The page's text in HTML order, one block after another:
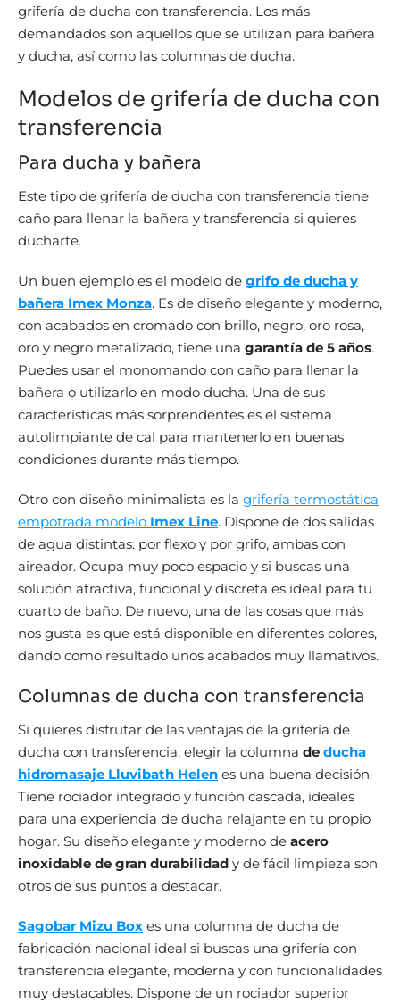
grifería de ducha con transferencia. Los más
demandados son aquellos que se utilizan para bañera
y ducha, así como las columnas de ducha.
Modelos de grifería de ducha con
transferencia
Para ducha y bañera
Este tipo de grifería de ducha con transferencia tiene
caño para llenar la bañera y transferencia si quieres
ducharte.
Un buen ejemplo es el modelo de grifo de ducha y
bañera Imex Monza. Es de diseño elegante y moderno,
con acabados en cromado con brillo, negro, oro rosa,
oro y negro metalizado, tiene una garantía de 5 años.
Puedes usar el monomando con caño para llenar la
bañera o utilizarlo en modo ducha. Una de sus
características más sorprendentes es el sistema
autolimpiante de cal para mantenerlo en buenas
condiciones durante más tiempo.
Otro con diseño minimalista es la grifería termostática
empotrada modelo Imex Line. Dispone de dos salidas
de agua distintas: por flexo y por grifo, ambas con
aireador. Ocupa muy poco espacio y si buscas una
solución atractiva, funcional y discreta es ideal para tu
cuarto de baño. De nuevo, una de las cosas que más
nos gusta es que está disponible en diferentes colores,
dando como resultado unos acabados muy llamativos.
Columnas de ducha con transferencia
Si quieres disfrutar de las ventajas de la grifería de
ducha con transferencia, elegir la columna de ducha
hidromasaje Lluvibath Helen es una buena decisión.
Tiene rociador integrado y función cascada, ideales
para una experiencia de ducha relajante en tu propio
hogar. Su diseño elegante y moderno de acero
inoxidable de gran durabilidad y de fácil limpieza son
otros de sus puntos a destacar.
Sagobar Mizu Box es una columna de ducha de
fabricación nacional ideal si buscas una grifería con
transferencia elegante, moderna y con funcionalidades
muy destacables. Dispone de un rociador superior